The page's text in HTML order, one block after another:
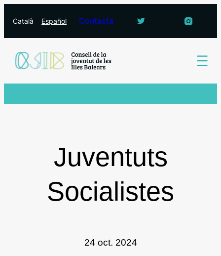
contingut
Català Español Contacta
Juventuts
Socialistes
24 oct. 2024